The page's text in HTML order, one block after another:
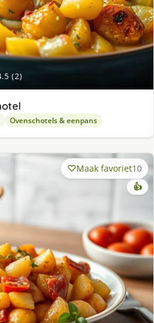
(2)
Ovenschotels & eenpans
Maak favoriet10
👍